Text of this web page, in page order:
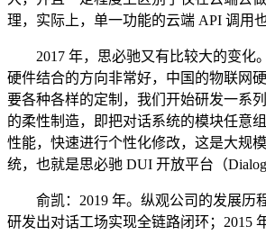
理，实际上，单一功能的云端 API 调用
2017 年，思必驰又有比较大的变化
硬件结合的方向非常好，中国的物联网
要各种各样的定制，我们开始研发一系
的柔性制造，即把对话系统的模块任意
性能，快速进行个性化修改，这是大规
统，也就是思必驰 DUI 开放平台（
俞凯：2019 年。纵观公司的发展历
研发出对话工场实现全链路闭环；2015